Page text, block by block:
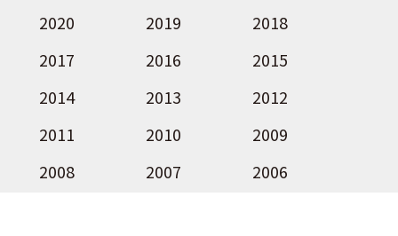
2020
2019
2018
2017
2016
2015
2014
2013
2012
2011
2010
2009
2008
2007 2006